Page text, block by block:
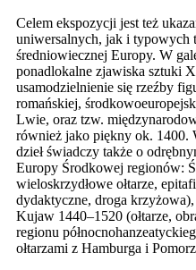
Celem ekspozycji jest też
uniwersalnych, jak i
średniowiecznej Europy. W
ponadlokalne zjawiska sztuki
usamodzielnienie się rzeźby
romańskiej,
Lwie, oraz tzw.
również jako piękny ok. 1400.
dzieł świadczy także o
Europy Środkowej regionów:
wieloskrzydłowe ołtarze,
dydaktyczne, droga
Kujaw 1440–1520 (ołtarze,
regionu
ołtarzami z Hamburga i